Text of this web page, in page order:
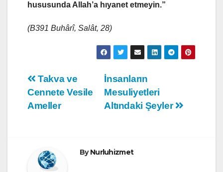
hususunda Allah’a hıyanet etmeyin.”
(B391 Buhârî, Salât, 28)
Yazı
gezinmesi
İnsanların
Mesuliyetleri
Altındaki Şeyler
Takva ve
Cennete Vesile
Ameller
ByNurluhizmet